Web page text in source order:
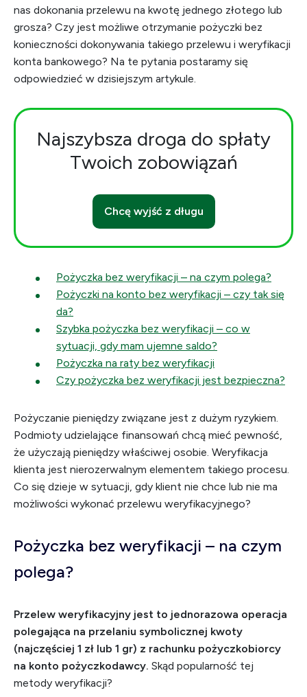
nas dokonania przelewu na kwotę jednego złotego lub
grosza? Czy jest możliwe otrzymanie pożyczki bez
konieczności dokonywania takiego przelewu i weryfikacji
konta bankowego? Na te pytania postaramy się
odpowiedzieć w dzisiejszym artykule.
Najszybsza droga do spłaty
Twoich zobowiązań
Chcę wyjść z długu
Pożyczka bez weryfikacji – na czym polega?
Pożyczki na konto bez weryfikacji – czy tak się
da?
Szybka pożyczka bez weryfikacji – co w
sytuacji, gdy mam ujemne saldo?
Pożyczka na raty bez weryfikacji
Czy pożyczka bez weryfikacji jest bezpieczna?
Pożyczanie pieniędzy związane jest z dużym ryzykiem.
Podmioty udzielające finansowań chcą mieć pewność,
że użyczają pieniędzy właściwej osobie. Weryfikacja
klienta jest nierozerwalnym elementem takiego procesu.
Co się dzieje w sytuacji, gdy klient nie chce lub nie ma
możliwości wykonać przelewu weryfikacyjnego?
Pożyczka bez weryfikacji – na czym
polega?
Przelew weryfikacyjny jest to jednorazowa operacja
polegająca na przelaniu symbolicznej kwoty
(najczęściej 1 zł lub 1 gr) z rachunku pożyczkobiorcy
na konto pożyczkodawcy. Skąd popularność tej
metody weryfikacji?